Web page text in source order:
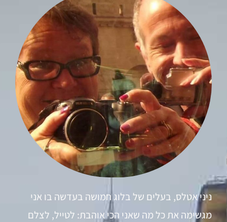
ניני אטלס, בעלים של בלוג חמושה בעדשה בו אני
מגשימה את כל מה שאני הכי אוהבת: לטייל, לצלם